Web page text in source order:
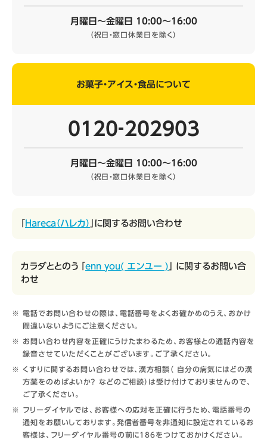
月曜日～金曜日 10:00～16:00
（祝日・窓口休業日を除く）
お菓子・アイス・食品について
0120‐202903
月曜日～金曜日 10:00～16:00
（祝日・窓口休業日を除く）
Hareca（ハレカ） 」に関するお問い合わせ
カラダととのう 「 enn you( エンユー ) 」 に関するお問い合
わせ
電話でお問い合わせの際は、電話番号をよくお確かめのうえ、おかけ
間違いないようにご注意ください。
お問い合わせ内容を正確にうけたまわるため、お客様との通話内容を
録音させていただくことがございます。ご了承ください。
くすりに関するお問い合わせでは、漢方相談（ 自分の病気にはどの漢
方薬をのめばよいか？ などのご相談）は受け付けておりませんので、
ご了承ください。
フリーダイヤルでは、お客様への応対を正確に行うため、電話番号の
通知をお願いしております。発信者番号を非通知に設定されているお
客様は、フリーダイヤル番号の前に186をつけておかけください。